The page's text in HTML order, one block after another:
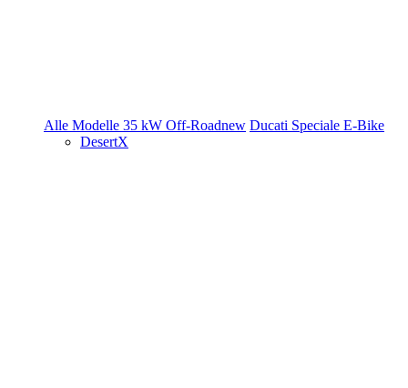
Alle Modelle 35 kW Off-Roadnew Ducati Speciale E-Bike
DesertX